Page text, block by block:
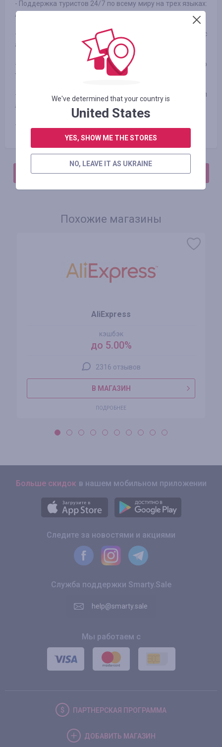
- Поддержка туристов 24/7 по всему миру на трех языках:
Английский, Украинский, Русский.
- Возможность покупки страховки прямо на границе с
активированием в день покупки;
- Возможность обращения туристов не только по
телефону, но и по Viber, WhatsApp, Telegram.
- Быстрые выплаты при условии, если турист оплатил
лечение сам;
- Подходит для пересечения границы и получения визы
АВТОРИЗИРУЙТЕСЬ, ЧТОБЫ ОСТАВИТЬ ОТЗЫВ
Похожие магазины
AliExpress
кэшбэк
до 5.00%
2316 отзывов
В МАГАЗИН
ПОДРОБНЕЕ
Больше скидок в нашем мобильном приложении
Следите за новостями и акциями
Служба поддержки Smarty.Sale
help@smarty.sale
Мы работаем с
ПАРТНЕРСКАЯ ПРОГРАММА
ДОБАВИТЬ МАГАЗИН
We've determined that your country is
United States
YES, SHOW ME THE STORES
NO, LEAVE IT AS UKRAINE